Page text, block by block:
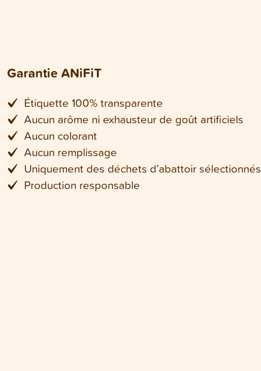
Garantie ANiFiT
Étiquette 100% transparente
Aucun arôme ni exhausteur de goût artificiels
Aucun colorant
Aucun remplissage
Uniquement des déchets d’abattoir sélectionnés
Production responsable